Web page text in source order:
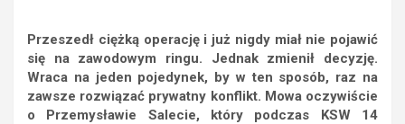
Przeszedł ciężką operację i już nigdy miał nie pojawić
się na zawodowym ringu. Jednak zmienił decyzję.
Wraca na jeden pojedynek, by w ten sposób, raz na
zawsze rozwiązać prywatny konflikt. Mowa oczywiście
o Przemysławie Salecie, który podczas KSW 14